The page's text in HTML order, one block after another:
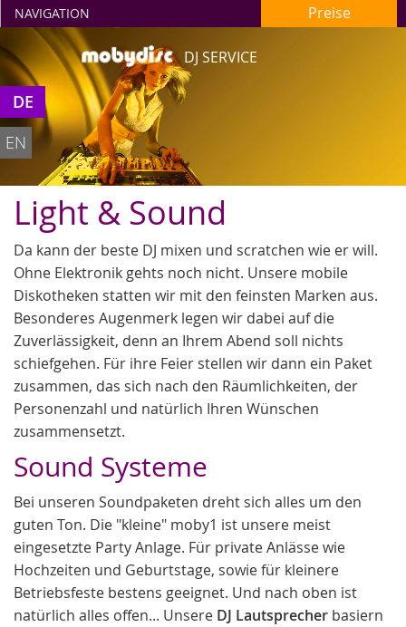
DJ SERVICE
Sound and Vision
NAVIGATION Preise
DE
EN
Light & Sound
Da kann der beste DJ mixen und scratchen wie er will.
Ohne Elektronik gehts noch nicht. Unsere mobile
Diskotheken statten wir mit den feinsten Marken aus.
Besonderes Augenmerk legen wir dabei auf die
Zuverlässigkeit, denn an Ihrem Abend soll nichts
schiefgehen. Für ihre Feier stellen wir dann ein Paket
zusammen, das sich nach den Räumlichkeiten, der
Personenzahl und natürlich Ihren Wünschen
zusammensetzt.
Sound Systeme
Bei unseren Soundpaketen dreht sich alles um den
guten Ton. Die "kleine" moby1 ist unsere meist
eingesetzte Party Anlage. Für private Anlässe wie
Hochzeiten und Geburtstage, sowie für kleinere
Betriebsfeste bestens geeignet. Und nach oben ist
natürlich alles offen... Unsere DJ Lautsprecher basiern